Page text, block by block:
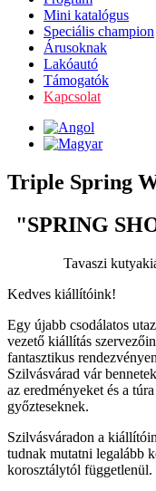
Mini katalógus
Speciális champion
Árusoknak
Lakóautó
Támogatók
Kapcsolat
Triple Spring
"SPRING
Tavaszi
Kedves kiállítóink!
Egy újabb csodálatos
vezető kiállítás
fantasztikus
Szilvásvárad vár
az eredményeket és a
győzteseknek.
Szilvásváradon a
tudnak mutatni legalább
korosztálytól függetlenül.